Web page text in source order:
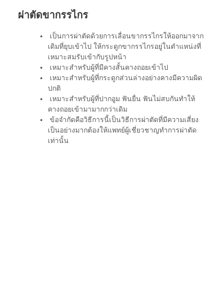
ผ่าตัดขากรรไกร
เป็นการผ่าตัดด้วยการเลื่อนขากรรไกรให้ออกมาจาก
เดิมที่ยุบเข้าไป ให้กระดูกขากรรไกรอยู่ในตำแหน่งที่
เหมาะสมรับเข้ากับรูปหน้า
เหมาะสำหรับผู้ที่มีคางสั้นคางถอยเข้าไป
เหมาะสำหรับผู้ที่กระดูกส่วนล่างอย่างคางมีความผิด
ปกติ
เหมาะสำหรับผู้ที่ปากอูม ฟันยื่น ฟันไม่สบกันทำให้
คางถอยเข้ามามากกว่าเดิม
ข้อจำกัดคือวิธีการนี้เป็นวิธีการผ่าตัดที่มีความเสี่ยง
เป็นอย่างมากต้องให้แพทย์ผู้เชี่ยวชาญทำการผ่าตัด
เท่านั้น